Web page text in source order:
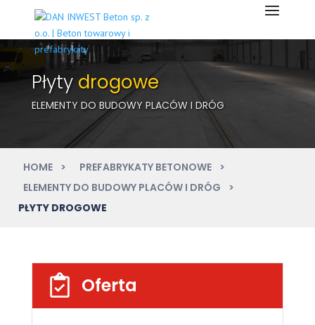
Płyty drogowe
ELEMENTY DO BUDOWY PLACÓW I DRÓG
HOME
PREFABRYKATY BETONOWE
ELEMENTY DO BUDOWY PLACÓW I DRÓG
PŁYTY DROGOWE
Oferta